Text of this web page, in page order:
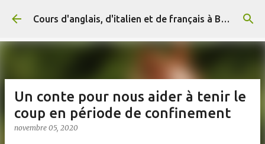
Accéder au contenu principal Cours d'anglais, d'italien et de français à Briançon et en ligne (+ 33) 06 29 15 20 83
Un conte pour nous aider à tenir le
coup en période de confinement
novembre 05, 2020